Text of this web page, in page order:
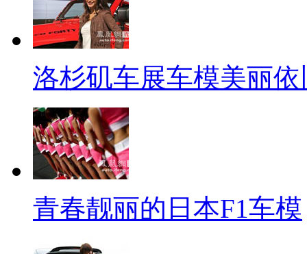
洛杉矶车展车模美丽依
青春靓丽的日本F1车模